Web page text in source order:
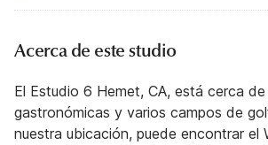
Acerca de este studio
El Estudio 6 Hemet, CA, está cerca
gastronómicas y varios campos de
nuestra ubicación, puede encontrar el